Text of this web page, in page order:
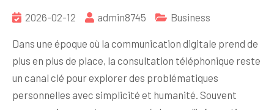
2026-02-12 admin8745 Business
Dans une époque où la communication digitale prend de
plus en plus de place, la consultation téléphonique reste
un canal clé pour explorer des problématiques
personnelles avec simplicité et humanité. Souvent